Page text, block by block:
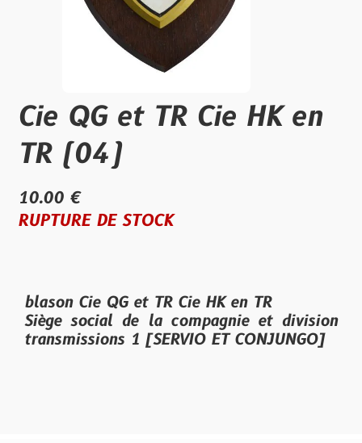
Cie QG et TR Cie HK en
TR (04)
10.00 €
RUPTURE DE STOCK
blason Cie QG et TR Cie HK en TR
‎Siège social de la ‎compagnie et division
transmissions 1 [‎‎SERVIO ET CONJUNGO]‎